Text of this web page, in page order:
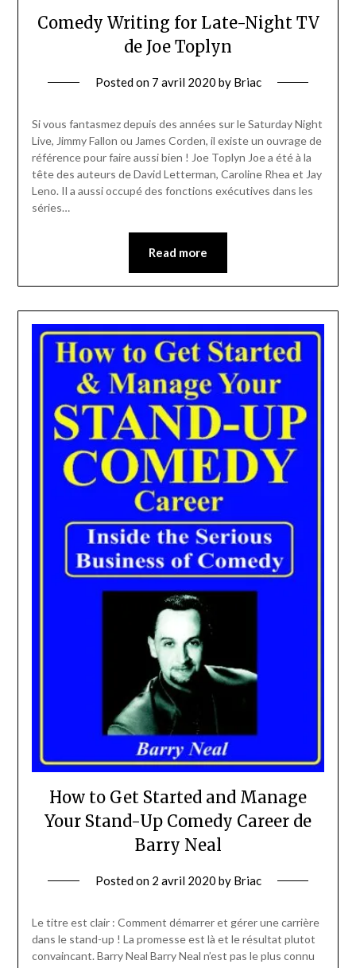
Comedy Writing for Late-Night TV
de Joe Toplyn
Posted on 7 avril 2020 by Briac
Si vous fantasmez depuis des années sur le Saturday Night
Live, Jimmy Fallon ou James Corden, il existe un ouvrage de
référence pour faire aussi bien ! Joe Toplyn Joe a été à la
tête des auteurs de David Letterman, Caroline Rhea et Jay
Leno. Il a aussi occupé des fonctions exécutives dans les
séries…
Read more
How to Get Started and Manage
Your Stand-Up Comedy Career de
Barry Neal
Posted on 2 avril 2020 by Briac
Le titre est clair : Comment démarrer et gérer une carrière
dans le stand-up ! La promesse est là et le résultat plutot
convaincant. Barry Neal Barry Neal n’est pas le plus connu